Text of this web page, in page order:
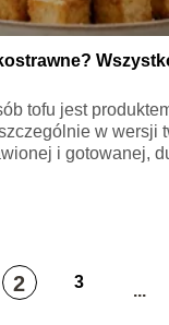
tofu jest
w wersji
i gotowanej,
2 3 ...